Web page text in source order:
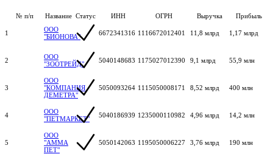
№ п/п Название Статус ИНН ОГРН Выручка Прибыль
1
ООО
"БИОНОВА"
6672341316 1116672012401 11,8 млрд 1,17 млрд
2
ООО
"ЗООТРЕЙД"
5040148683 1175027012390 9,1 млрд 55,9 млн
3
ООО
"КОМПАНИЯ
ДЕМЕТРА"
5050093264 1115050008171 8,52 млрд 400 млн
4
ООО
"ПЕТМАРКЕТ"
5040186939 1235000110982 4,96 млрд 14,2 млн
5
ООО
"АММА
ПЕТ"
5050142063 1195050006227 3,76 млрд 190 млн